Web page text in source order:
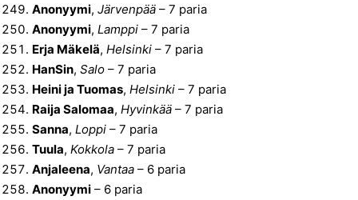
Anonyymi, Järvenpää – 7 paria
Anonyymi, Lamppi – 7 paria
Erja Mäkelä, Helsinki – 7 paria
HanSin, Salo – 7 paria
Heini ja Tuomas, Helsinki – 7 paria
Raija Salomaa, Hyvinkää – 7 paria
Sanna, Loppi – 7 paria
Tuula, Kokkola – 7 paria
Anjaleena, Vantaa – 6 paria
Anonyymi – 6 paria